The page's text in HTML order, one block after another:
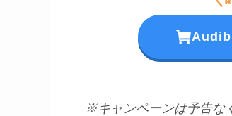
※キャンペーンは予告な